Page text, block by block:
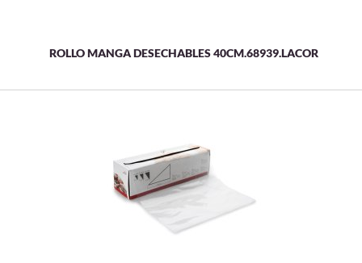
ROLLO MANGA DESECHABLES 40CM.68939.LACOR